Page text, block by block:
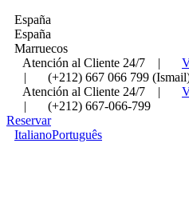
España
España
Marruecos
Atención al Cliente 24/7
|
|
(+212) 667 066 799
Atención al Cliente 24/7
|
|
(+212) 667-066-799
Reservar
ItalianoPortuguês